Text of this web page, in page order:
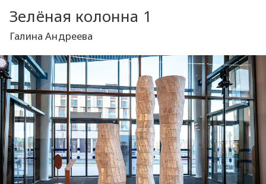
Зелёная колонна 1
Галина Андреева